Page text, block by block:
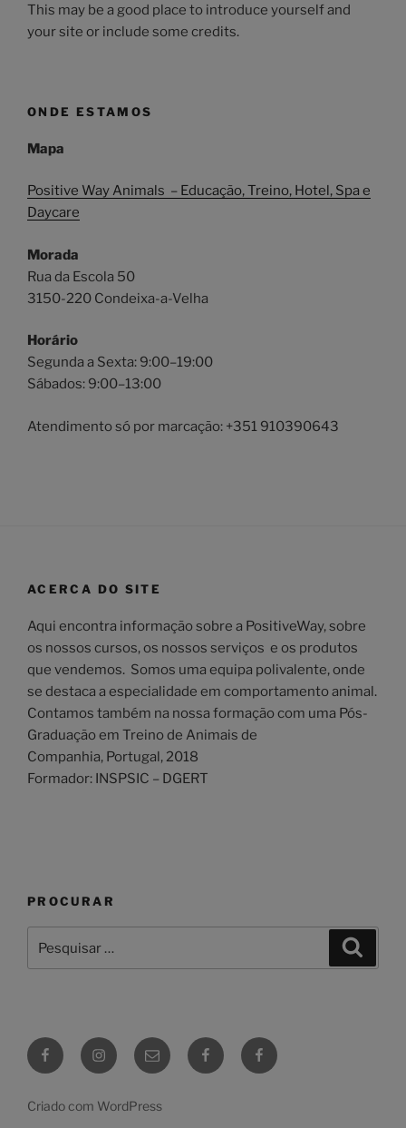
This may be a good place to introduce yourself and
your site or include some credits.
ONDE ESTAMOS
Mapa
Positive Way Animals – Educação, Treino, Hotel, Spa e
Daycare
Morada
Rua da Escola 50
3150-220 Condeixa-a-Velha
Horário
Segunda a Sexta: 9:00–19:00
Sábados: 9:00–13:00
Atendimento só por marcação: +351 910390643
ACERCA DO SITE
Aqui encontra informação sobre a PositiveWay, sobre
os nossos cursos, os nossos serviços e os produtos
que vendemos. Somos uma equipa polivalente, onde
se destaca a especialidade em comportamento animal.
Contamos também na nossa formação com uma Pós-
Graduação em Treino de Animais de
Companhia, Portugal, 2018
Formador: INSPSIC – DGERT
PROCURAR
por:
FacebookInstagramEmail
Grupo
de
Grupo
de
Criado com WordPress